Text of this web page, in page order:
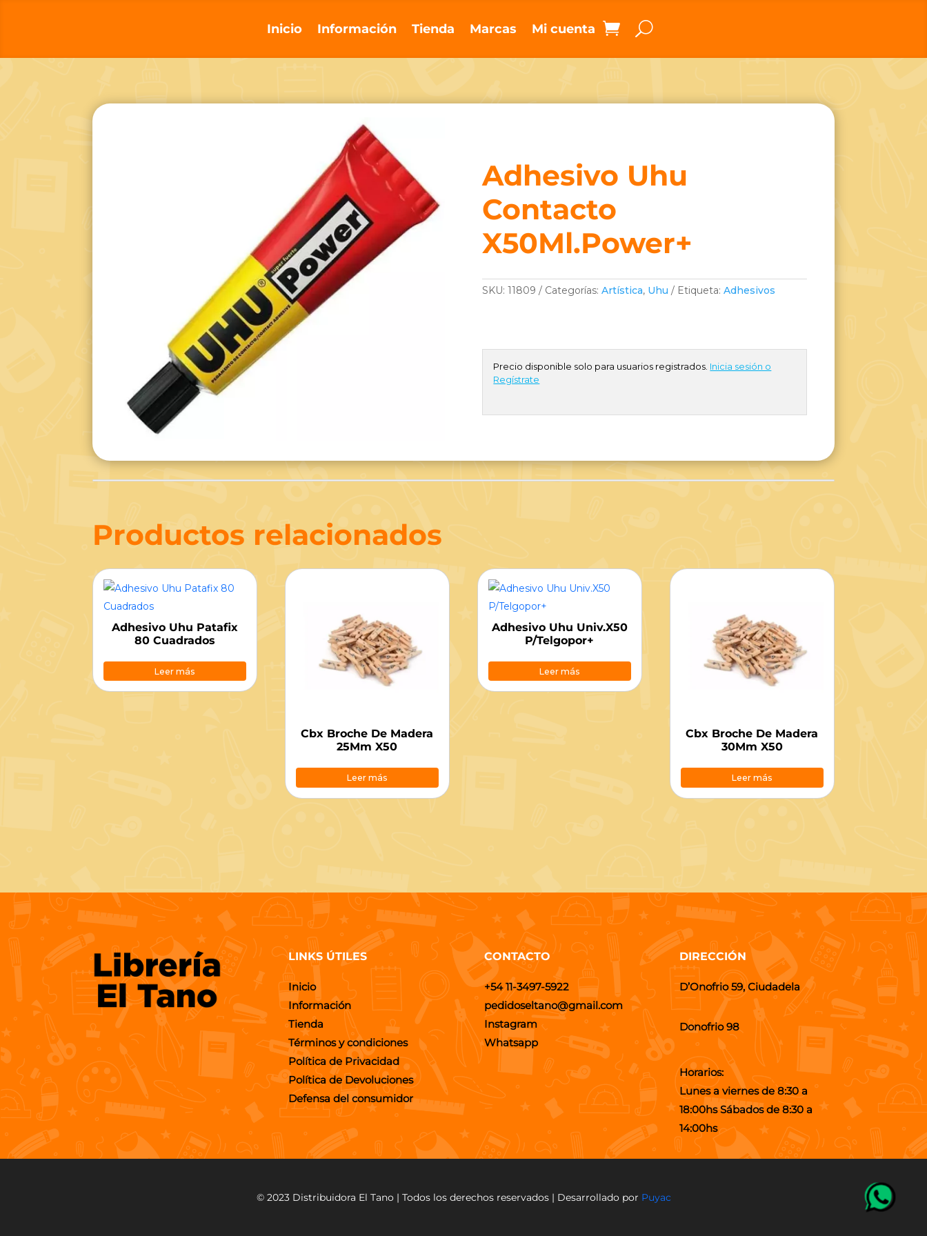
Inicio Información Tienda Marcas Mi cuenta
Adhesivo Uhu
Contacto
X50Ml.Power+
SKU:11809 Categorías:Artística, Uhu Etiqueta:Adhesivos
Precio disponible solo para usuarios registrados. Inicia sesión o
Regístrate
Productos relacionados
Adhesivo Uhu Patafix
80 Cuadrados
Leer más
Cbx Broche De Madera
25Mm X50
Leer más
Adhesivo Uhu Univ.X50
P/Telgopor+
Leer más
Cbx Broche De Madera
30Mm X50
Leer más
LINKS ÚTILES
Inicio
Información
Tienda
Términos y condiciones
Política de Privacidad
Política de Devoluciones
Defensa del consumidor
CONTACTO
+54 11-3497-5922
pedidoseltano@gmail.com
Instagram
Whatsapp
DIRECCIÓN
D’Onofrio 59, Ciudadela
Donofrio 98
Horarios:
Lunes a viernes de 8:30 a
18:00hs Sábados de 8:30 a
14:00hs
© 2023 Distribuidora El Tano | Todos los derechos reservados | Desarrollado por Puyac